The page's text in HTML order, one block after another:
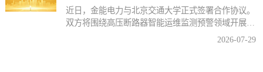
近日，金能电力与北京交通大学正式签署合作协议。
双方将围绕高压断路器智能运维监测预警领域开展产
2026-07-29